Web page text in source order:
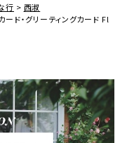
行
西淑
・グリーティングカード Fl